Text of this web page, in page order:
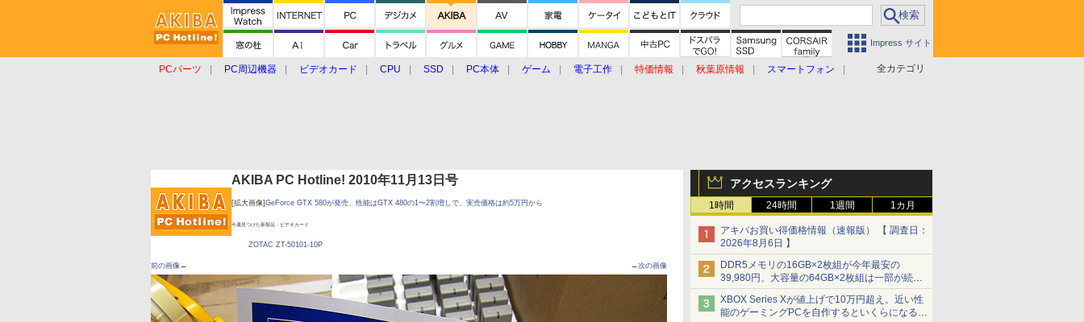
Impress サイト
全カテゴリ
PCパーツ PC周辺機器 ビデオカード CPU SSD PC本体 ゲーム 電子工作 特価情報 秋葉原情報
スマートフォン
アクセスランキング
1時間 24時間 1週間 1カ月
アキバお買い得価格情報（速報版） 【 調査日：
2026年8月6日 】
DDR5メモリの16GB×2枚組が今年最安の
39,980円、大容量の64GB×2枚組は一部が続騰
[8月前半のメモリ価格]
XBOX Series Xが値上げで10万円超え。近い性
能のゲーミングPCを自作するといくらになる？
AKIBA PC Hotline! 2010年11月13日号
[拡大画像] GeForce GTX 580が発売、性能はGTX 480の1〜2割増しで、実売価格は約5万円から
今週見つけた新製品：ビデオカード
ZOTAC ZT-50101-10P
前の画像← →次の画像